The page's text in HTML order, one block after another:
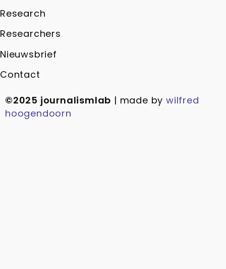
Research
Researchers
Nieuwsbrief
Contact
©2025 journalismlab | made bywilfred
hoogendoorn